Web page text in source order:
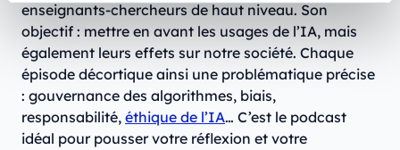
enseignants-chercheurs de haut niveau. Son
objectif : mettre en avant les usages de l’IA, mais
également leurs effets sur notre société. Chaque
épisode décortique ainsi une problématique précise
: gouvernance des algorithmes, biais,
responsabilité, éthique de l’IA… C’est le podcast
idéal pour pousser votre réflexion et votre